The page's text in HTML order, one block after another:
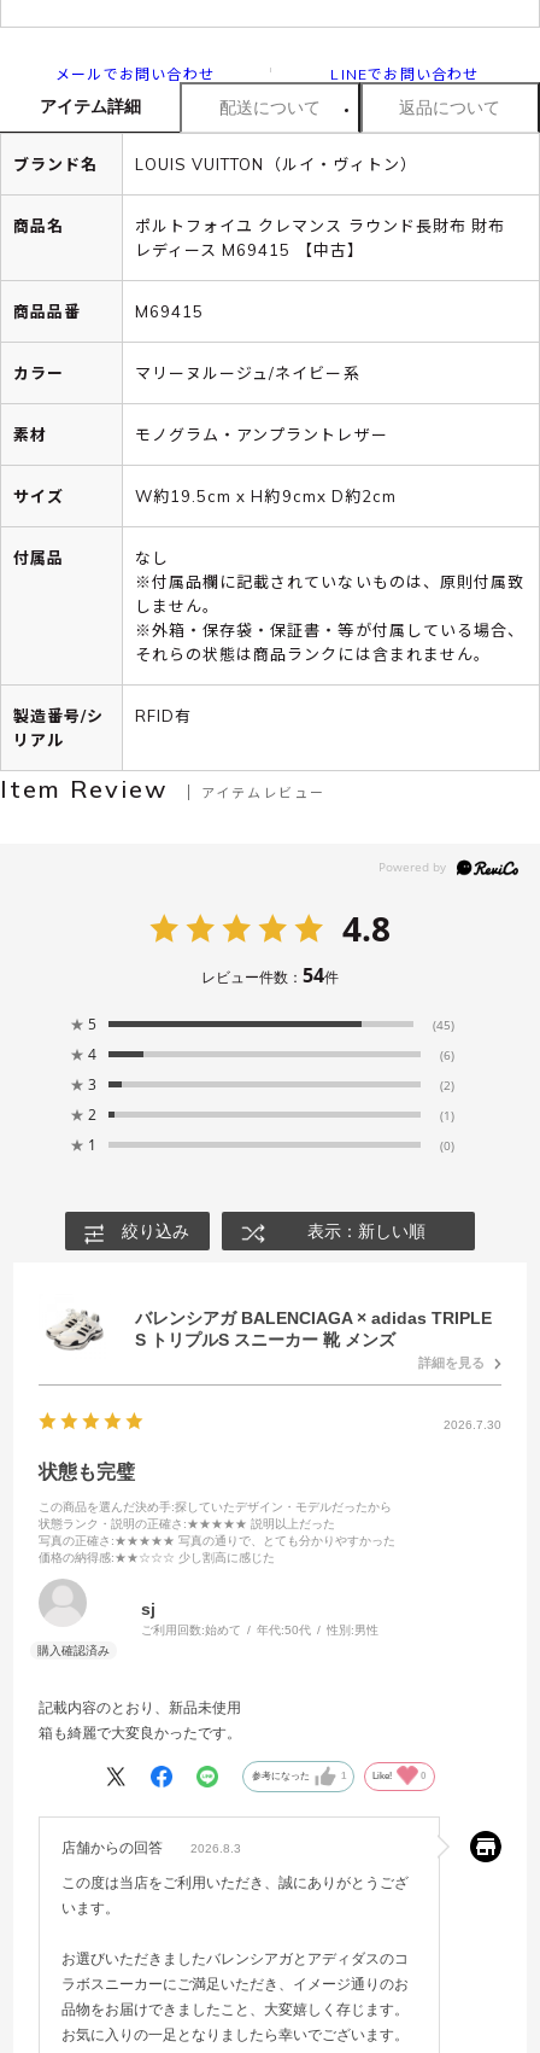
メールでお問い合わせ LINEでお問い合わせ
アイテム詳細 配送について 返品について
ブランド名 LOUIS VUITTON（ルイ・ヴィトン）
商品名
ポルトフォイユ クレマンス ラウンド長財布 財布
レディース M69415 【中古】
商品品番 M69415
カラー マリーヌルージュ/ネイビー系
素材 モノグラム・アンプラントレザー
サイズ W約19.5cm x H約9cmx D約2cm
付属品
なし
※付属品欄に記載されていないものは、原則付属致
しません。
※外箱・保存袋・保証書・等が付属している場合、
それらの状態は商品ランクには含まれません。
製造番号/シ
リアル
RFID有
Item Review アイテムレビュー
4.8
レビュー件数： 54件
★ 5 (45)
★ 4 (6)
★ 3 (2)
★ 2 (1)
★ 1 (0)
絞り込み 表示：新しい順
バレンシアガ BALENCIAGA × adidas TRIPLE
S トリプルS スニーカー 靴 メンズ
詳細を見る
2026.7.30
状態も完璧
この商品を選んだ決め手:探していたデザイン・モデルだったから
状態ランク・説明の正確さ :★★★★★ 説明以上だった
写真の正確さ :★★★★★ 写真の通りで、とても分かりやすかった
価格の納得感:★★☆☆☆ 少し割高に感じた
sj
ご利用回数:始めて 年代:50代 性別:男性
記載内容のとおり、新品未使用
箱も綺麗で大変良かったです。
参考になった 1 Like! 0
店舗からの回答 2026.8.3
この度は当店をご利用いただき、誠にありがとうござ
います。
お選びいただきましたバレンシアガとアディダスのコ
ラボスニーカーにご満足いただき、イメージ通りのお
品物をお届けできましたこと、大変嬉しく存じます。
お気に入りの一足となりましたら幸いでございます。